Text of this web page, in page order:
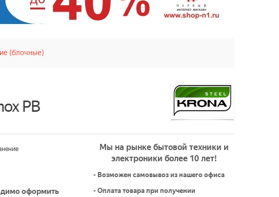
(блочные)
PB
оформить
Мы на рынке бытовой техники и
электроники более 10 лет!
- Возможен самовывоз из нашего офиса
- Оплата товара при получении